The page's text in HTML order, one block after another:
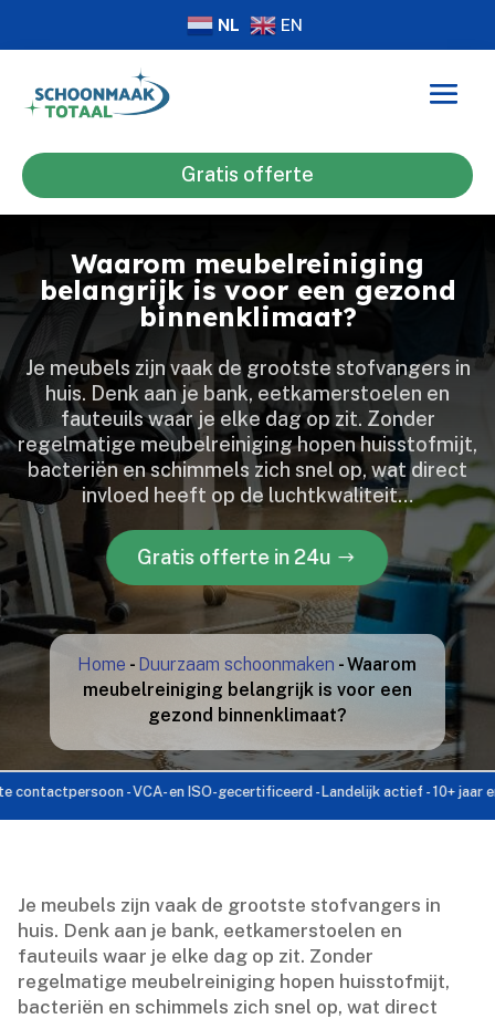
NL EN
Gratis offerte
Waarom meubelreiniging
belangrijk is voor een gezond
binnenklimaat?
Je meubels zijn vaak de grootste stofvangers in
huis.​ Denk aan je bank, eetkamerstoelen en
fauteuils waar je elke dag op zit.​ Zonder
regelmatige meubelreiniging hopen huisstofmijt,
bacteriën en schimmels zich snel op, wat direct
invloed heeft op de luchtkwaliteit…
Gratis offerte in 24u
Home - Duurzaam schoonmaken -Waarom
meubelreiniging belangrijk is voor een
gezond binnenklimaat?
- VCA- en ISO-gecertificeerd - Landelijk actief - 10+ jaar
Je meubels zijn vaak de grootste stofvangers in
huis.​ Denk aan je bank, eetkamerstoelen en
fauteuils waar je elke dag op zit.​ Zonder
regelmatige meubelreiniging hopen huisstofmijt,
bacteriën en schimmels zich snel op, wat direct